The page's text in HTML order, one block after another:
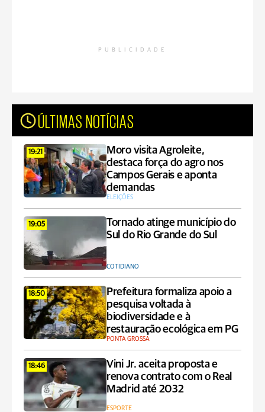
PUBLICIDADE
ÚLTIMAS NOTÍCIAS
19:21
Moro visita Agroleite,
destaca força do agro nos
Campos Gerais e aponta
demandas
ELEIÇÕES
19:05
Tornado atinge município do
Sul do Rio Grande do Sul
COTIDIANO
18:50
Prefeitura formaliza apoio a
pesquisa voltada à
biodiversidade e à
restauração ecológica em PG
PONTA GROSSA
18:46
Vini Jr. aceita proposta e
renova contrato com o Real
Madrid até 2032
ESPORTE